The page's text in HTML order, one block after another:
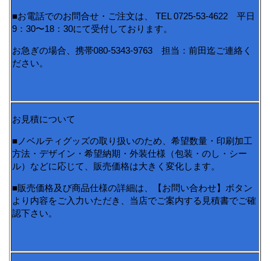
■お電話でのお問合せ・ご注文は、 TEL 0725-53-4622 平日
9：30〜18：30にて受付しております。
お急ぎの場合、携帯080-5343-9763 担当：前田迄ご連絡く
ださい。
お見積について
■ノベルティグッズの取り扱いのため、希望数量・印刷加工
方法・デザイン・希望納期・外装仕様（包装・のし・シー
ル）などに応じて、販売価格は大きく変化します。
■販売価格及び商品仕様の詳細は、【お問い合わせ】ボタン
より内容をご入力いただき、当店でご案内する見積書でご確
認下さい。